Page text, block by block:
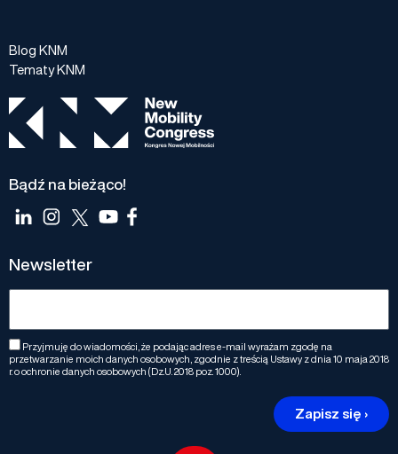
Blog KNM
Tematy KNM
Bądź na bieżąco!
Newsletter
Przyjmuję do wiadomości, że podając adres e-mail wyrażam zgodę na
przetwarzanie moich danych osobowych, zgodnie z treścią Ustawy z dnia 10 maja 2018
r. o ochronie danych osobowych (Dz.U. 2018 poz. 1000).
Zapisz się ›